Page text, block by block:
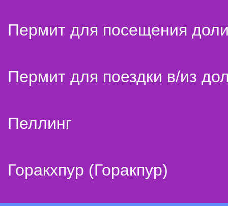
Пермит для посещения
Пермит для поездки в/из
Пеллинг
Горакхпур (Горакпур)